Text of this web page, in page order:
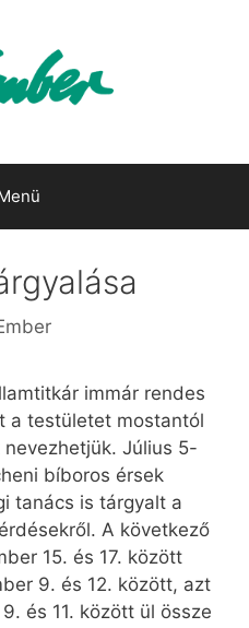
immár rendes
a testületet mostantól
nevezhetjük. Július 5-
bíboros érsek
tanács is tárgyalt a
A következő
15. és 17. között
9. és 12. között, azt
és 11. között ül össze